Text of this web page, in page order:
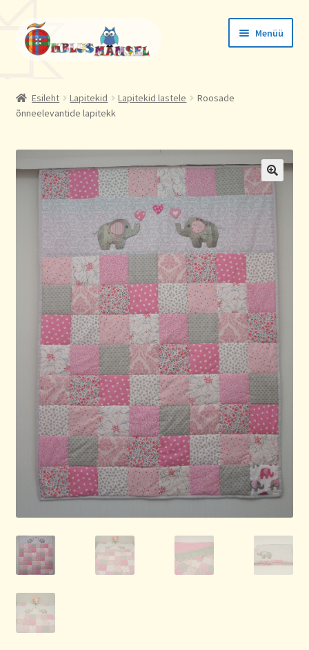
Liigu
navigeerimisele
Liigu
sisu
juurde
Menüü
Konto andmed
Aadressid
Esileht Lapitekid Lapitekid lastele
Roosade
õnneelevantide lapitekk
🔍